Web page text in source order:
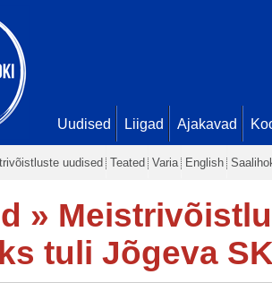
Uudised Liigad Ajakavad
uudised Teated Varia English
»
tuli Jõgeva